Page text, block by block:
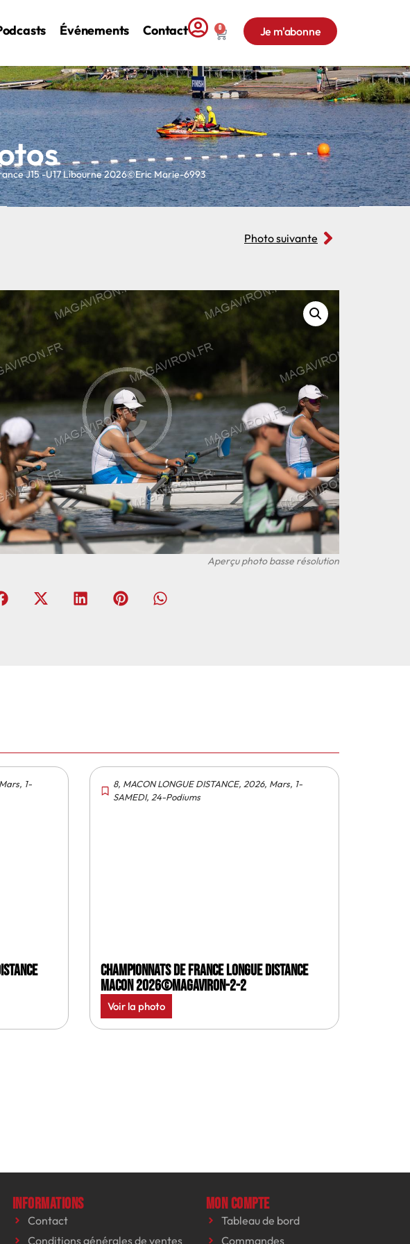
Événements Contact 0 Je m'abonne
J15 -U17 Libourne 2026©Eric Marie-6993
Photo suivante
Mars, 1-
8, MACON LONGUE DISTANCE, 2026, Mars, 1-
SAMEDI, 24-Podiums
Championnats de France longue distance
Macon 2026©MagAviron-2-2
Voir la photo
Informations
Contact
Conditions générales de ventes
Mon compte
Tableau de bord
Commandes